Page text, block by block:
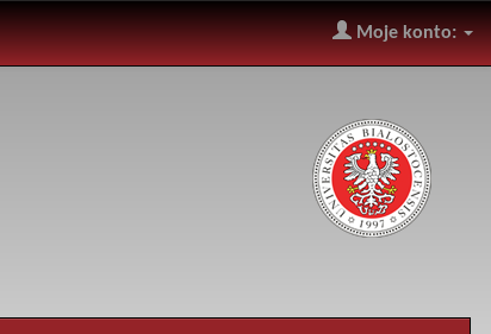
Moje konto: